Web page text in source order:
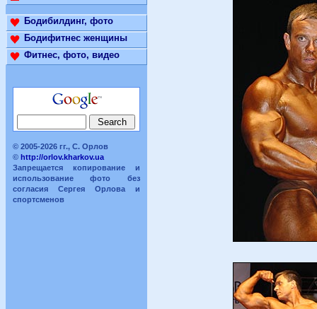
Бодибилдинг, фото
Бодифитнес женщины
Фитнес, фото, видео
© 2005-2026 гг., С. Орлов
© http://orlov.kharkov.ua
Запрещается копирование и
использование фото без
согласия Сергея Орлова и
спортсменов